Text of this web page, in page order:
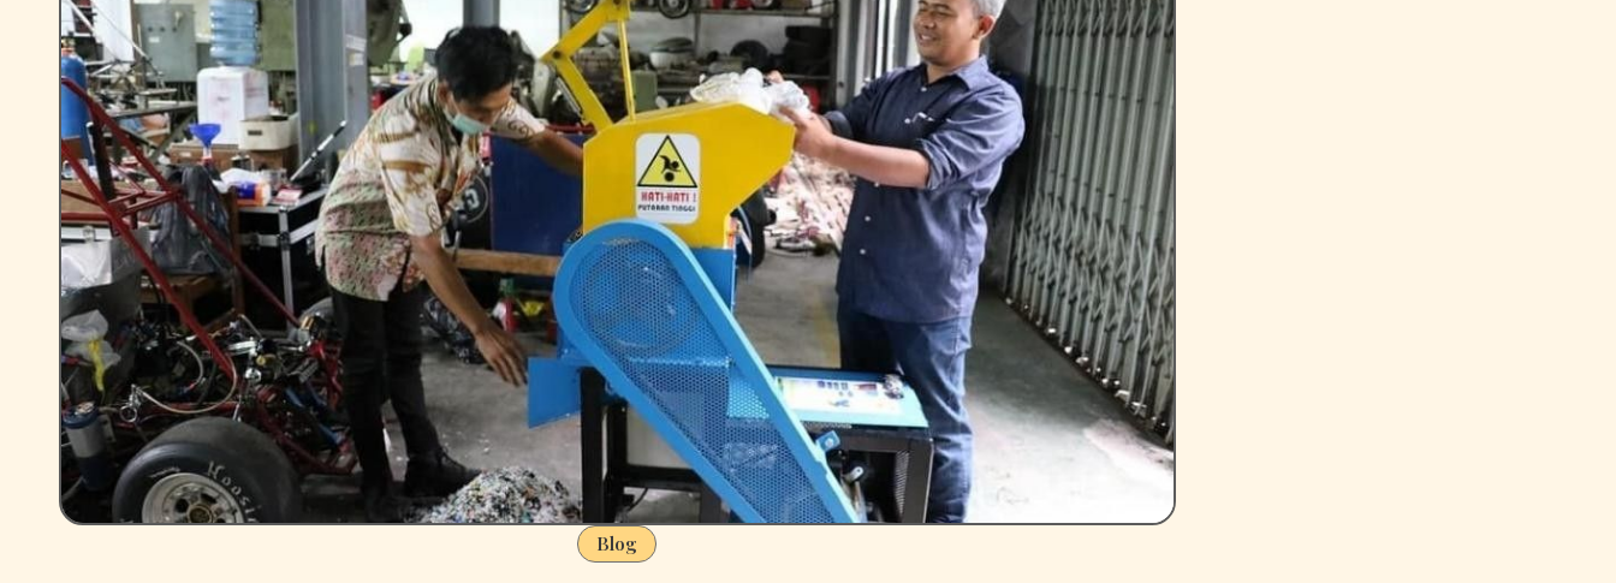
Blog